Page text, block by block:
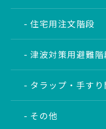
住宅用注文階段
津波対策用避難階
タラップ・手す
その他